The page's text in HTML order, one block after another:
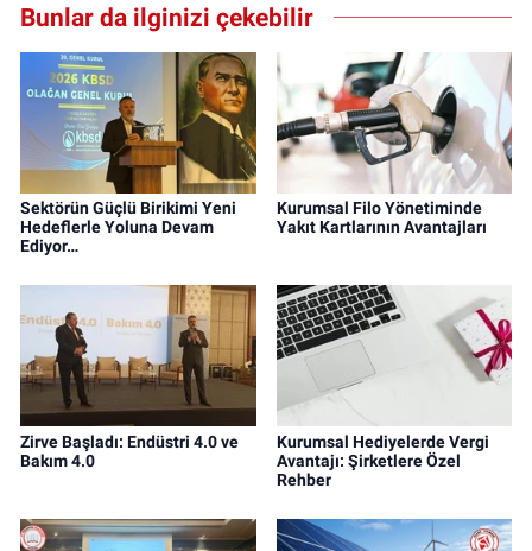
Bunlar da ilginizi çekebilir
Sektörün Güçlü Birikimi Yeni
Hedeflerle Yoluna Devam
Ediyor…
Kurumsal Filo Yönetiminde
Yakıt Kartlarının Avantajları
Zirve Başladı: Endüstri 4.0 ve
Bakım 4.0
Kurumsal Hediyelerde Vergi
Avantajı: Şirketlere Özel
Rehber